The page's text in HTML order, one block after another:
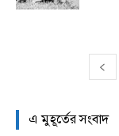
এ মুহূর্তের সংবাদ